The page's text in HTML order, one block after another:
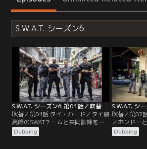
S.W.A.T. シーズン6
S.W.A.T. シーズン6 第01話／吹替
吹替／第01話 タイ・ハード／タイ最
高峰のSWATチームと共同訓練を行
うためにバンコクを訪れたホンドー
とディーコンとタン。仕事が終わっ
Dubbing
S.W.A.T. シ
吹替／第02
／ホンドー
販売ルート
王ゾー・ミ
Dubbing